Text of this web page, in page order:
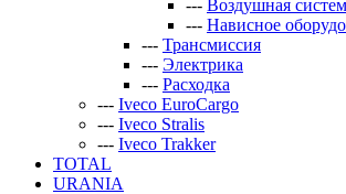
--- Воздушная
--- Нависное
--- Трансмиссия
--- Электрика
--- Расходка
--- Iveco EuroCargo
--- Iveco Stralis
--- Iveco Trakker
TOTAL
URANIA